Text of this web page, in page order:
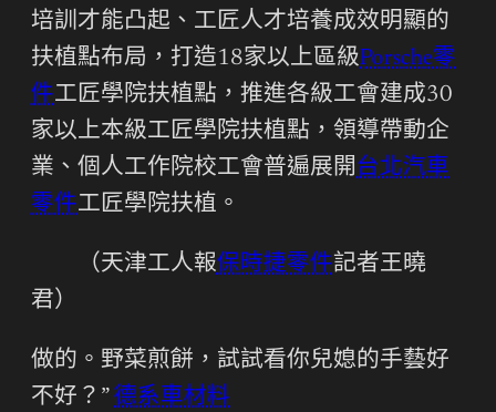
培訓才能凸起、工匠人才培養成效明顯的
扶植點布局，打造18家以上區級Porsche零
件工匠學院扶植點，推進各級工會建成30
家以上本級工匠學院扶植點，領導帶動企
業、個人工作院校工會普遍展開台北汽車
零件工匠學院扶植。
（天津工人報保時捷零件記者王曉
君）
做的。野菜煎餅，試試看你兒媳的手藝好
不好？”德系車材料